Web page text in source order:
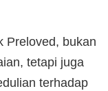
Preloved, bukan
tetapi juga
terhadap